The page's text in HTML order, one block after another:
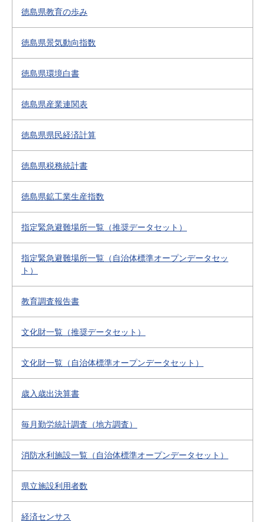
徳島県教育の歩み
徳島県景気動向指数
徳島県環境白書
徳島県産業連関表
徳島県県民経済計算
徳島県税務統計書
徳島県鉱工業生産指数
指定緊急避難場所一覧（推奨データセット）
指定緊急避難場所一覧（自治体標準オープンデータセッ
ト）
教育調査報告書
文化財一覧（推奨データセット）
文化財一覧（自治体標準オープンデータセット）
歳入歳出決算書
毎月勤労統計調査（地方調査）
消防水利施設一覧（自治体標準オープンデータセット）
県立施設利用者数
経済センサス